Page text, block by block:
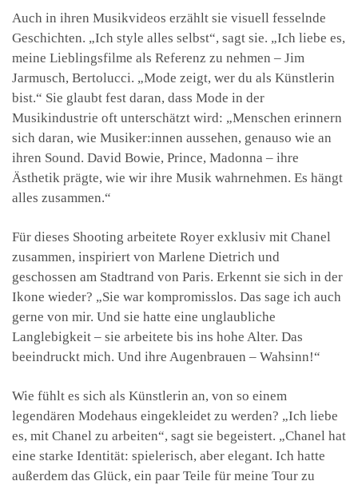
Auch in ihren Musikvideos erzählt sie visuell fesselnde
Geschichten. „Ich style alles selbst“, sagt sie. „Ich liebe es,
meine Lieblingsfilme als Referenz zu nehmen – Jim
Jarmusch, Bertolucci. „Mode zeigt, wer du als Künstlerin
bist.“ Sie glaubt fest daran, dass Mode in der
Musikindustrie oft unterschätzt wird: „Menschen erinnern
sich daran, wie Musiker:innen aussehen, genauso wie an
ihren Sound. David Bowie, Prince, Madonna – ihre
Ästhetik prägte, wie wir ihre Musik wahrnehmen. Es hängt
alles zusammen.“
Für dieses Shooting arbeitete Royer exklusiv mit Chanel
zusammen, inspiriert von Marlene Dietrich und
geschossen am Stadtrand von Paris. Erkennt sie sich in der
Ikone wieder? „Sie war kompromisslos. Das sage ich auch
gerne von mir. Und sie hatte eine unglaubliche
Langlebigkeit – sie arbeitete bis ins hohe Alter. Das
beeindruckt mich. Und ihre Augenbrauen – Wahsinn!“
Wie fühlt es sich als Künstlerin an, von so einem
legendären Modehaus eingekleidet zu werden? „Ich liebe
es, mit Chanel zu arbeiten“, sagt sie begeistert. „Chanel hat
eine starke Identität: spielerisch, aber elegant. Ich hatte
außerdem das Glück, ein paar Teile für meine Tour zu